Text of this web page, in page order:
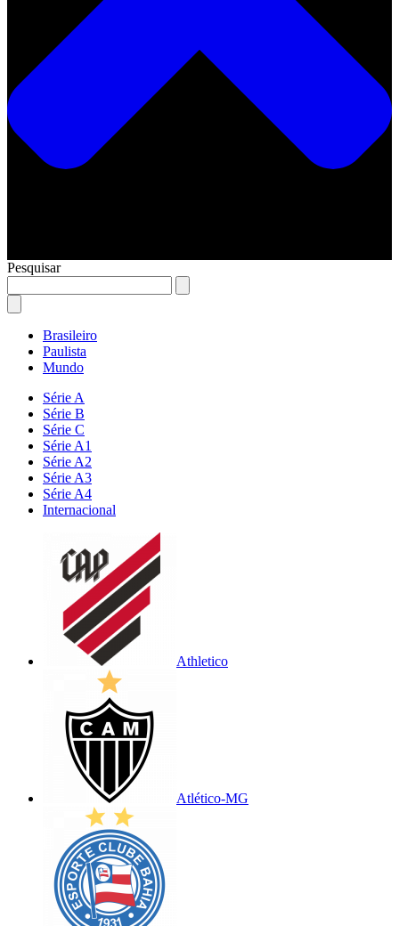
Pesquisar
Brasileiro
Paulista
Mundo
Série A
Série B
Série C
Série A1
Série A2
Série A3
Série A4
Internacional
Athletico
Atlético-MG